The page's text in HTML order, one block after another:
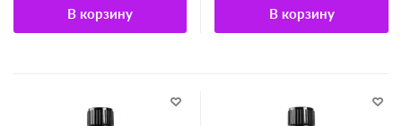
В корзину В корзину